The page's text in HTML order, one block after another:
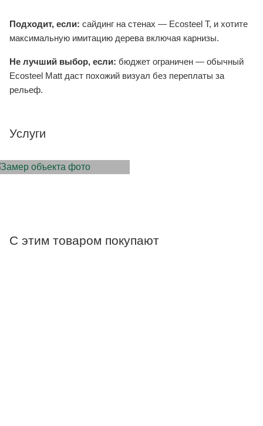
Подходит, если: сайдинг на стенах — Ecosteel T, и хотите
максимальную имитацию дерева включая карнизы.
Не лучший выбор, если: бюджет ограничен — обычный
Ecosteel Matt даст похожий визуал без переплаты за
рельеф.
Услуги
С этим товаром покупают